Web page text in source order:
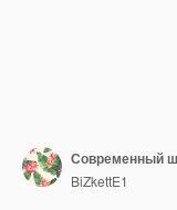
Современный
BiZkettE1